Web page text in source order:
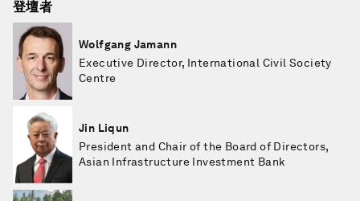
登壇者
Wolfgang Jamann
Executive Director, International Civil Society
Centre
Jin Liqun
President and Chair of the Board of Directors,
Asian Infrastructure Investment Bank